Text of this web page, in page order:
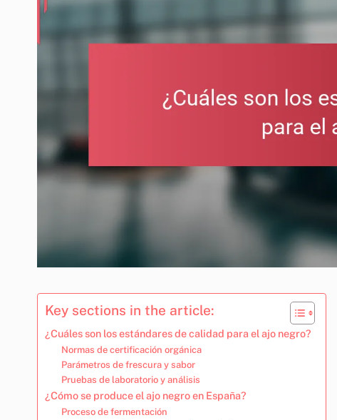
Key sections in the article:
¿Cuáles son los estándares de calidad para el ajo negro?
Normas de certificación orgánica
Parámetros de frescura y sabor
Pruebas de laboratorio y análisis
¿Cómo se produce el ajo negro en España?
Proceso de fermentación